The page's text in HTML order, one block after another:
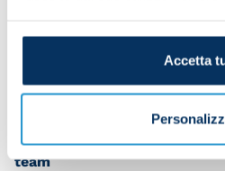
Accetta
Share the article with your
team